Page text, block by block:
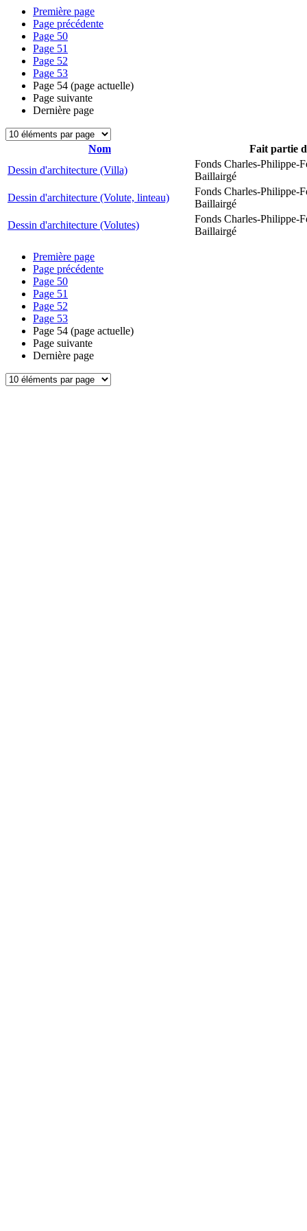
Première page
Page précédente
Page 50
Page 51
Page 52
Page 53
Page 54 (page actuelle)
Page suivante
Dernière page
Nom
Fait partie
Dessin d'architecture (Villa)
Fonds Charles-Philippe-
Baillairgé
Dessin d'architecture (Volute, linteau)
Fonds Charles-Philippe-
Baillairgé
Dessin d'architecture (Volutes)
Fonds Charles-Philippe-
Baillairgé
Première page
Page précédente
Page 50
Page 51
Page 52
Page 53
Page 54 (page actuelle)
Page suivante
Dernière page